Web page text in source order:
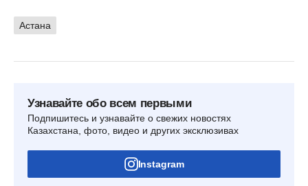
Астана
Узнавайте обо всем первыми
Подпишитесь и узнавайте о свежих новостях
Казахстана, фото, видео и других эксклюзивах
Instagram